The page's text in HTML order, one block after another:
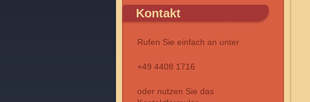
Kontakt
Rufen Sie einfach an unter
+49 4408 1716
oder nutzen Sie das